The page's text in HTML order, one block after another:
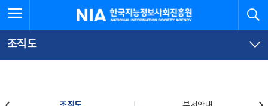
문
로
가
체
뉴
바
가
한국지능정보사회진흥원
조직도